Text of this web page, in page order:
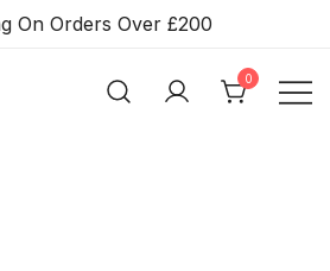
On Orders Over £200
0